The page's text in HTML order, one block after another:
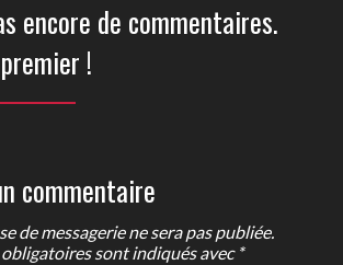
encore de commentaires.
!
commentaire
de messagerie ne sera pas publiée.
obligatoires sont indiqués avec *